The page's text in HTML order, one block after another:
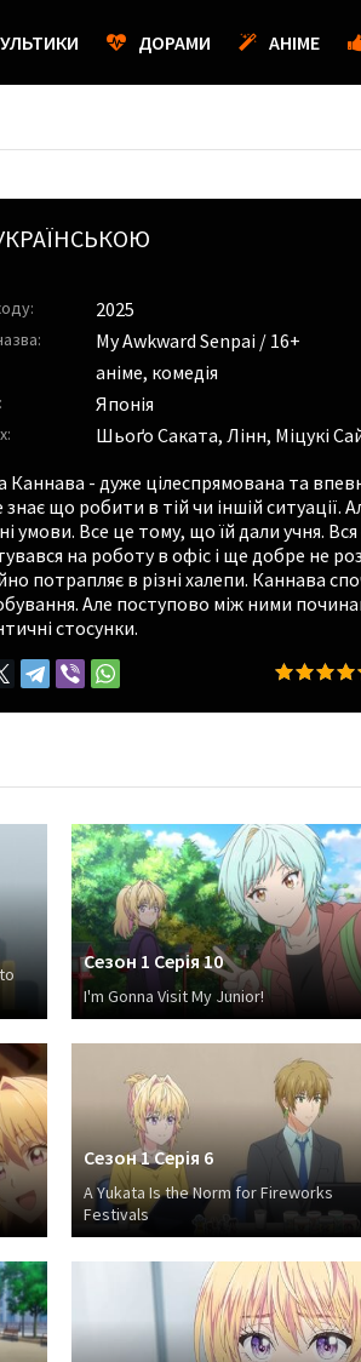
ДОРАМИ АНІМЕ
2025
My Awkward Senpai / 16+
аніме, комедія
Японія
Шьоґо Саката, Лінн, Міцукі
Каннава - дуже цілеспрямована та
що робити в тій чи іншій ситуації.
умови. Все це тому, що їй дали учня.
на роботу в офіс і ще добре не
потрапляє в різні халепи. Каннава
Але поступово між ними
стосунки.
Сезон 1 Серія 10
I'm Gonna Visit My Junior!
Сезон 1 Серія 6
A Yukata Is the Norm for Fireworks
Festivals